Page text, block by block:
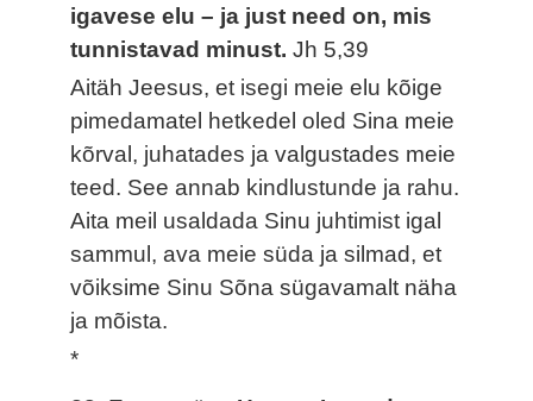
igavese elu – ja just need on, mis
tunnistavad minust.Jh 5,39
Aitäh Jeesus, et isegi meie elu kõige
pimedamatel hetkedel oled Sina meie
kõrval, juhatades ja valgustades meie
teed. See annab kindlustunde ja rahu.
Aita meil usaldada Sinu juhtimist igal
sammul, ava meie süda ja silmad, et
võiksime Sinu Sõna sügavamalt näha
ja mõista.
*